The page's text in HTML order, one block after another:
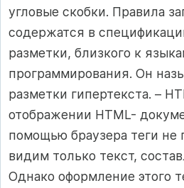
угловые скобки. Правила
содержатся в
разметки, близкого к
программирования. Он
разметки гипертекста. –
отображении HTML-
помощью браузера теги не
видим только текст,
Однако оформление этого